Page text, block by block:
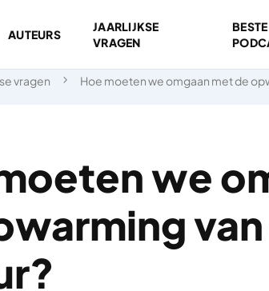
AUTEURS
JAARLIJKSE
VRAGEN
vragen Hoe moeten we omgaan met de
we